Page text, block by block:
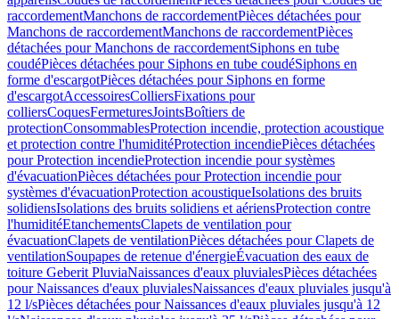
raccordementManchons de raccordementPièces détachées pour
Manchons de raccordementManchons de raccordementPièces
détachées pour Manchons de raccordementSiphons en tube
coudéPièces détachées pour Siphons en tube coudéSiphons en
forme d'escargotPièces détachées pour Siphons en forme
d'escargotAccessoiresColliersFixations pour
colliersCoquesFermeturesJointsBoîtiers de
protectionConsommablesProtection incendie, protection acoustique
et protection contre l'humiditéProtection incendiePièces détachées
pour Protection incendieProtection incendie pour systèmes
d'évacuationPièces détachées pour Protection incendie pour
systèmes d'évacuationProtection acoustiqueIsolations des bruits
solidiensIsolations des bruits solidiens et aériensProtection contre
l'humiditéEtanchementsClapets de ventilation pour
évacuationClapets de ventilationPièces détachées pour Clapets de
ventilationSoupapes de retenue d'énergieÉvacuation des eaux de
toiture Geberit PluviaNaissances d'eaux pluvialesPièces détachées
pour Naissances d'eaux pluvialesNaissances d'eaux pluviales jusqu'à
12 l/sPièces détachées pour Naissances d'eaux pluviales jusqu'à 12